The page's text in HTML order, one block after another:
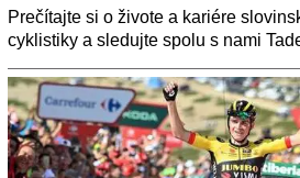
Prečítajte si o živote a kariére
cyklistiky a sledujte spolu s nami